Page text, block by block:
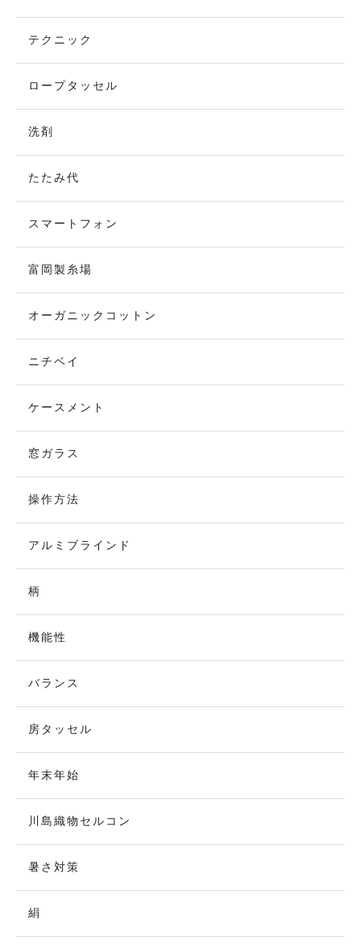
テクニック
ロープタッセル
洗剤
たたみ代
スマートフォン
富岡製糸場
オーガニックコットン
ニチベイ
ケースメント
窓ガラス
操作方法
アルミブラインド
柄
機能性
バランス
房タッセル
年末年始
川島織物セルコン
暑さ対策
絹